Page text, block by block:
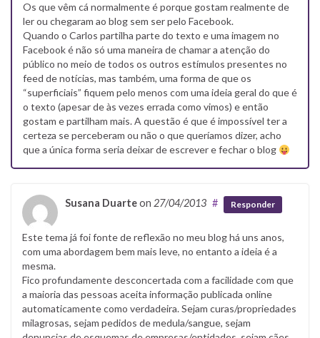
Os que vêm cá normalmente é porque gostam realmente de
ler ou chegaram ao blog sem ser pelo Facebook.
Quando o Carlos partilha parte do texto e uma imagem no
Facebook é não só uma maneira de chamar a atenção do
público no meio de todos os outros estímulos presentes no
feed de notícias, mas também, uma forma de que os
“superficiais” fiquem pelo menos com uma ideia geral do que é
o texto (apesar de às vezes errada como vimos) e então
gostam e partilham mais. A questão é que é impossível ter a
certeza se perceberam ou não o que queríamos dizer, acho
que a única forma seria deixar de escrever e fechar o blog
Susana Duarteon 27/04/2013 # Responder
Este tema já foi fonte de reflexão no meu blog há uns anos,
com uma abordagem bem mais leve, no entanto a ideia é a
mesma.
Fico profundamente desconcertada com a facilidade com que
a maioria das pessoas aceita informação publicada online
automaticamente como verdadeira. Sejam curas/propriedades
milagrosas, sejam pedidos de medula/sangue, sejam